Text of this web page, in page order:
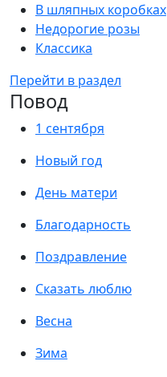
В шляпных коробках
Недорогие розы
Классика
Перейти в раздел
Повод
1 сентября
Новый год
День матери
Благодарность
Поздравление
Сказать люблю
Весна
Зима